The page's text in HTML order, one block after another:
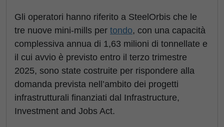
Gli operatori hanno riferito a SteelOrbis che le
tre nuove mini-mills per tondo, con una capacità
complessiva annua di 1,63 milioni di tonnellate e
il cui avvio è previsto entro il terzo trimestre
2025, sono state costruite per rispondere alla
domanda prevista nell’ambito dei progetti
infrastrutturali finanziati dal Infrastructure,
Investment and Jobs Act.